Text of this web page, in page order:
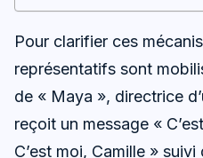
Pour clarifier ces
représentatifs sont
de « Maya », directrice
reçoit un message «
C’est moi, Camille » suivi